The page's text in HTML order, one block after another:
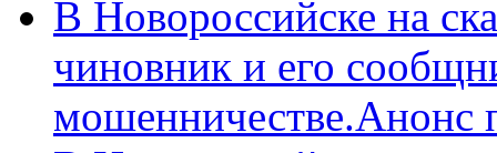
В Новороссийске на
чиновник и его
мошенничестве.Анонс